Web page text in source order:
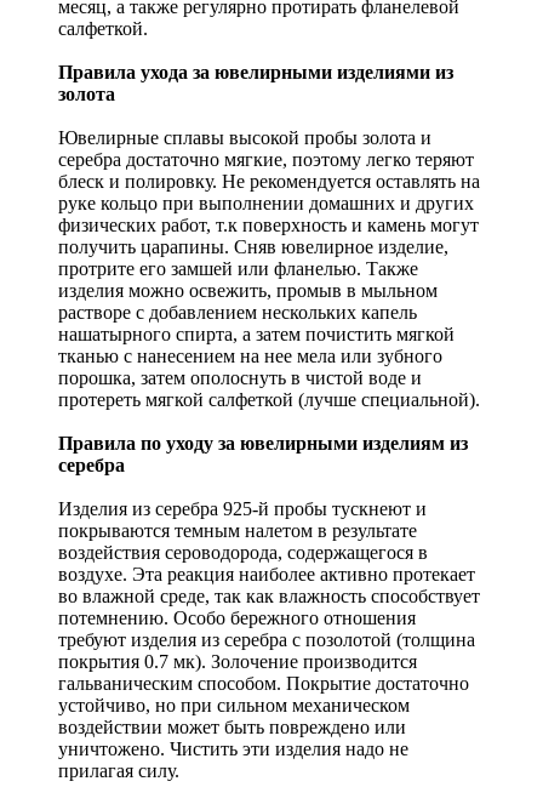
месяц, а также регулярно протирать фланелевой
салфеткой.
Правила ухода за ювелирными изделиями из
золота
Ювелирные сплавы высокой пробы золота и
серебра достаточно мягкие, поэтому легко теряют
блеск и полировку. Не рекомендуется оставлять на
руке кольцо при выполнении домашних и других
физических работ, т.к поверхность и камень могут
получить царапины. Сняв ювелирное изделие,
протрите его замшей или фланелью. Также
изделия можно освежить, промыв в мыльном
растворе с добавлением нескольких капель
нашатырного спирта, а затем почистить мягкой
тканью с нанесением на нее мела или зубного
порошка, затем ополоснуть в чистой воде и
протереть мягкой салфеткой (лучше специальной).
Правила по уходу за ювелирными изделиям из
серебра
Изделия из серебра 925-й пробы тускнеют и
покрываются темным налетом в результате
воздействия сероводорода, содержащегося в
воздухе. Эта реакция наиболее активно протекает
во влажной среде, так как влажность способствует
потемнению. Особо бережного отношения
требуют изделия из серебра с позолотой (толщина
покрытия 0.7 мк). Золочение производится
гальваническим способом. Покрытие достаточно
устойчиво, но при сильном механическом
воздействии может быть повреждено или
уничтожено. Чистить эти изделия надо не
прилагая силу.